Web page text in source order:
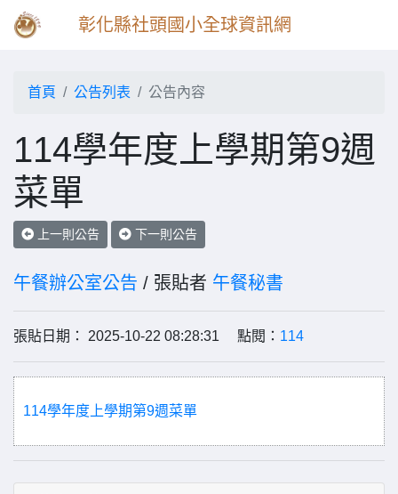
彰化縣社頭國小全球資訊網
首頁 公告列表 公告內容
114學年度上學期第9週
菜單
上一則公告 下一則公告
午餐辦公室公告 / 張貼者 午餐秘書
張貼日期： 2025-10-22 08:28:31 點閱： 114
114學年度上學期第9週菜單